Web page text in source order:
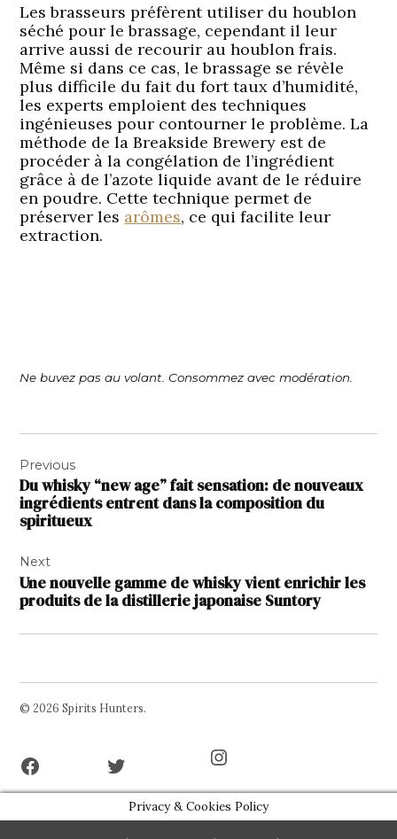
Les brasseurs préfèrent utiliser du houblon
séché pour le brassage, cependant il leur
arrive aussi de recourir au houblon frais.
Même si dans ce cas, le brassage se révèle
plus difficile du fait du fort taux d’humidité,
les experts emploient des techniques
ingénieuses pour contourner le problème. La
méthode de la Breakside Brewery est de
procéder à la congélation de l’ingrédient
grâce à de l’azote liquide avant de le réduire
en poudre. Cette technique permet de
préserver les arômes, ce qui facilite leur
extraction.
Ne buvez pas au volant. Consommez avec modération.
de
l’article
Previous
Du whisky “new age” fait sensation: de nouveaux
ingrédients entrent dans la composition du
spiritueux
Next
Une nouvelle gamme de whisky vient enrichir les
produits de la distillerie japonaise Suntory
© 2026 Spirits Hunters.
Privacy & Cookies Policy